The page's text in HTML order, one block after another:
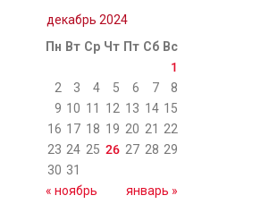
декабрь 2024
Пн Вт Ср Чт Пт Сб Вс
1
2
3 4 5 6 7
8
9 10 11 12 13 14 15
16 17 18 19 20 21
22
23 24 25 26 27 28 29
30 31
« ноябрь
январь »